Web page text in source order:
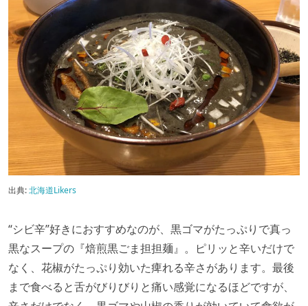
出典:北海道Likers
“シビ辛”好きにおすすめなのが、黒ゴマがたっぷりで真っ
黒なスープの『焙煎黒ごま担担麺』。ピリッと辛いだけで
なく、花椒がたっぷり効いた痺れる辛さがあります。最後
まで食べると舌がびりびりと痛い感覚になるほどですが、